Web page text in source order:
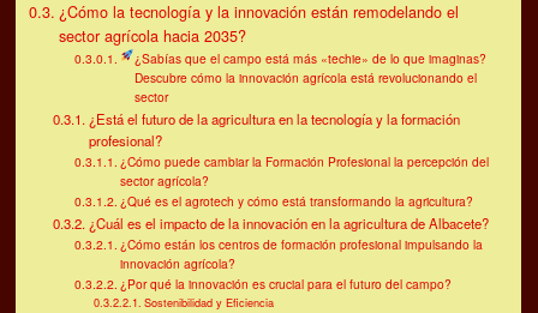
¿Cómo la tecnología y la innovación están remodelando el
sector agrícola hacia 2035?
¿Sabías que el campo está más «techie» de lo que imaginas?
Descubre cómo la innovación agrícola está revolucionando el
sector
¿Está el futuro de la agricultura en la tecnología y la formación
profesional?
¿Cómo puede cambiar la Formación Profesional la percepción del
sector agrícola?
¿Qué es el agrotech y cómo está transformando la agricultura?
¿Cuál es el impacto de la innovación en la agricultura de Albacete?
¿Cómo están los centros de formación profesional impulsando la
innovación agrícola?
¿Por qué la innovación es crucial para el futuro del campo?
Sostenibilidad y Eficiencia